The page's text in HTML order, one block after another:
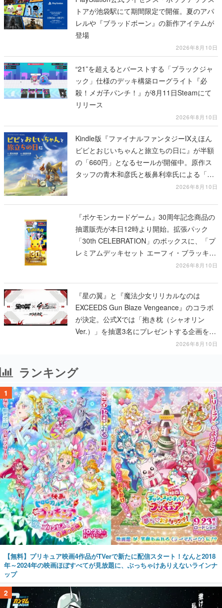
トアが池袋駅にて期間限定で開催。夏のアパ
レルや『ブラッドボーン』の新作アイテムが
登場
2026年8月10日
“21”を超えるとバーストする「ブラックジャ
ック」仕様のデッキ構築ローグライト『必
殺！メガ子パンチ！』が8月11日Steamにて
リリース
2026年8月10日
Kindle版『ファイナルファンタジーIXえほん
ビビとおじいちゃんと旅立ちの日に』が半額
の「660円」となるセールが開催中。原作ス
タッフの青木和彦氏と板鼻利幸氏による「ビ
2026年8月10日
『ポケモンカードゲーム』30周年記念商品の
抽選販売が本日12時より開始。拡張パック
「30th CELEBRATION」のボックスに、「プ
レミアムデッキセット エーフィ・ブラッキ
ー」「FUTURISTIC BOX」の計3商品2026年8月10日
『星の翼』と『魔法少女リリカルなのは
EXCEEDS Gun Blaze Vengeance』のコラボ
が決定。公式Xでは「抱き枕（シャオリン
Ver.）」を抽選3名にプレゼントする企画を実
2026年8月10日
ランキング
1
【無料】プリキュア映画4作品がTVerで新たに配信スタート！なんと2018
年～2024年の映画ほぼすべてが見放題に、ぶっちゃけありえないラインナ
ップ
2